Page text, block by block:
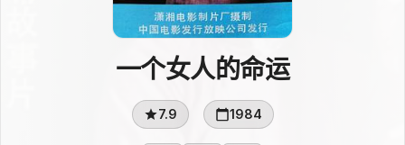
一个女人的命运
7.9 1984